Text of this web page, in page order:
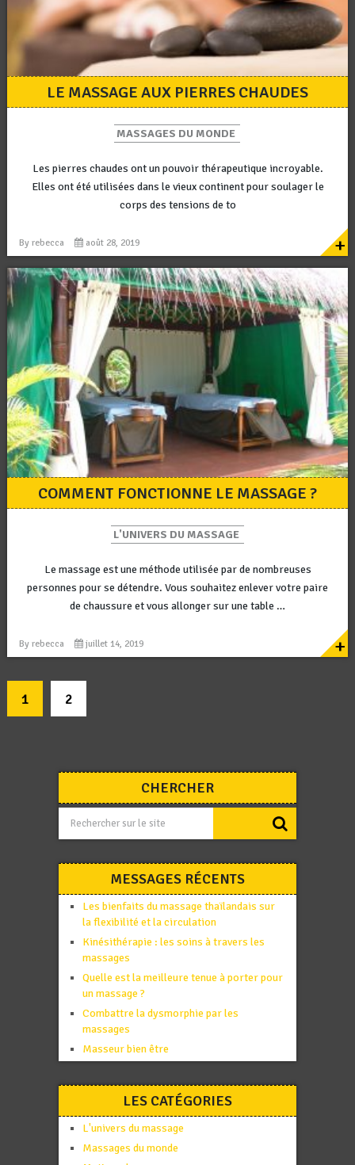
LE MASSAGE AUX PIERRES CHAUDES
MASSAGES DU MONDE
Les pierres chaudes ont un pouvoir thérapeutique incroyable.
Elles ont été utilisées dans le vieux continent pour soulager le
corps des tensions de to
By rebecca août 28, 2019 +
COMMENT FONCTIONNE LE MASSAGE ?
L'UNIVERS DU MASSAGE
Le massage est une méthode utilisée par de nombreuses
personnes pour se détendre. Vous souhaitez enlever votre paire
de chaussure et vous allonger sur une table …
By rebecca juillet 14, 2019 +
1 2
CHERCHER
MESSAGES RÉCENTS
Les bienfaits du massage thaïlandais sur
la flexibilité et la circulation
Kinésithérapie : les soins à travers les
massages
Quelle est la meilleure tenue à porter pour
un massage ?
Combattre la dysmorphie par les
massages
Masseur bien être
LES CATÉGORIES
L'univers du massage
Massages du monde